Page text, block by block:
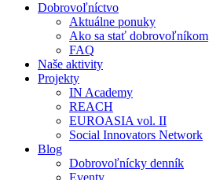
Dobrovoľníctvo
Aktuálne ponuky
Ako sa stať dobrovoľníkom
FAQ
Naše aktivity
Projekty
IN Academy
REACH
EUROASIA vol. II
Social Innovators Network
Blog
Dobrovoľnícky denník
Eventy